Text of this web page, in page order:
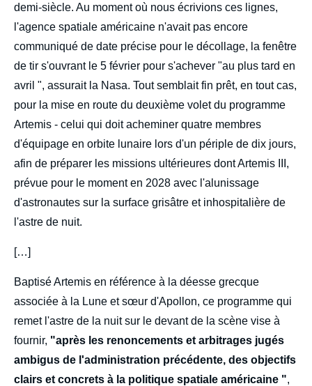
demi-siècle. Au moment où nous écrivions ces lignes,
l'agence spatiale américaine n'avait pas encore
communiqué de date précise pour le décollage, la fenêtre
de tir s'ouvrant le 5 février pour s'achever "au plus tard en
avril ", assurait la Nasa. Tout semblait fin prêt, en tout cas,
pour la mise en route du deuxième volet du programme
Artemis - celui qui doit acheminer quatre membres
d'équipage en orbite lunaire lors d'un périple de dix jours,
afin de préparer les missions ultérieures dont Artemis III,
prévue pour le moment en 2028 avec l'alunissage
d'astronautes sur la surface grisâtre et inhospitalière de
l'astre de nuit.
[…]
Baptisé Artemis en référence à la déesse grecque
associée à la Lune et sœur d'Apollon, ce programme qui
remet l'astre de la nuit sur le devant de la scène vise à
fournir, "après les renoncements et arbitrages jugés
ambigus de l'administration précédente, des objectifs
clairs et concrets à la politique spatiale américaine ",